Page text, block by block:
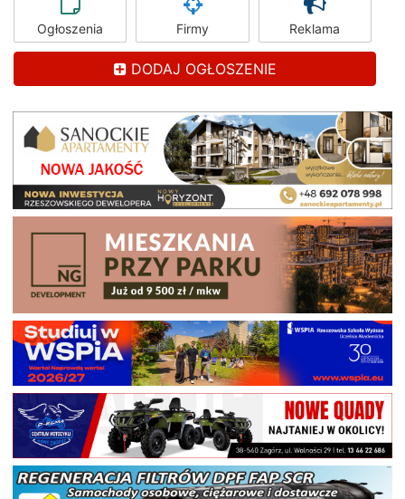
Ogłoszenia Firmy Reklama
DODAJ OGŁOSZENIE